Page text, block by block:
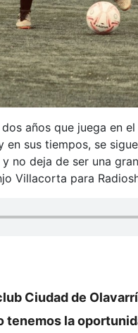
años que juega en
sus tiempos, se
no deja de ser una
Villacorta para
Ciudad de
la